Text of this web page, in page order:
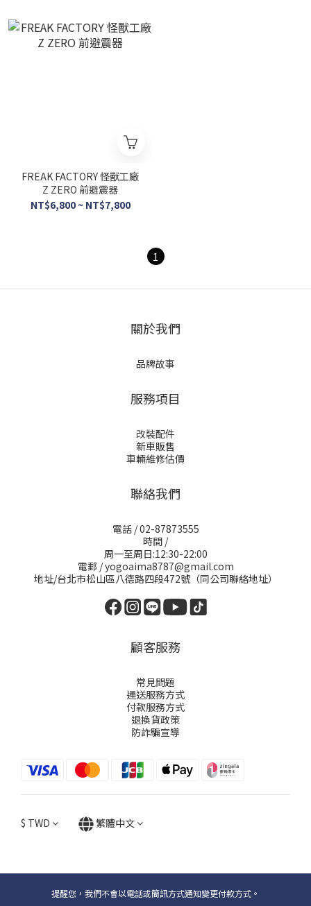
FREAK FACTORY 怪獸工廠
Z ZERO 前避震器
NT$6,800 ~ NT$7,800
1
關於我們
品牌故事
服務項目
改裝配件
新車販售
車輛維修估價
聯絡我們
電話 / 02-87873555
時間 /
周一至周日:12:30-22:00
電郵 / yogoaima8787@gmail.com
地址/台北市松山區八德路四段472號（同公司聯絡地址）
顧客服務
常見問題
運送服務方式
付款服務方式
退換貨政策
防詐騙宣導
$ TWD 繁體中文
提醒您，我們不會以電話或簡訊方式通知變更付款方式。